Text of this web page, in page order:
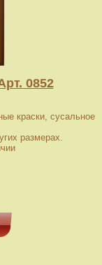
0852
краски, сусальное
размерах.